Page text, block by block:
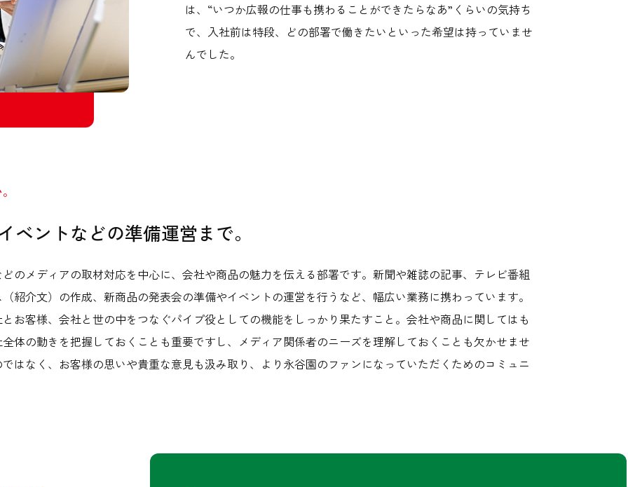
は、“いつか広報の仕事も携わることができたらなあ”くらいの気持ち
で、入社前は特段、どの部署で働きたいといった希望は持っていませ
んでした。
ントなどの準備運営まで。
のメディアの取材対応を中心に、会社や商品の魅力を伝える部署です。新聞や雑誌の記事、テレビ番組
紹介文）の作成、新商品の発表会の準備やイベントの運営を行うなど、幅広い業務に携わっています。
お客様、会社と世の中をつなぐパイプ役としての機能をしっかり果たすこと。会社や商品に関してはも
体の動きを把握しておくことも重要ですし、メディア関係者のニーズを理解しておくことも欠かせませ
はなく、お客様の思いや貴重な意見も汲み取り、より永谷園のファンになっていただくためのコミュニ